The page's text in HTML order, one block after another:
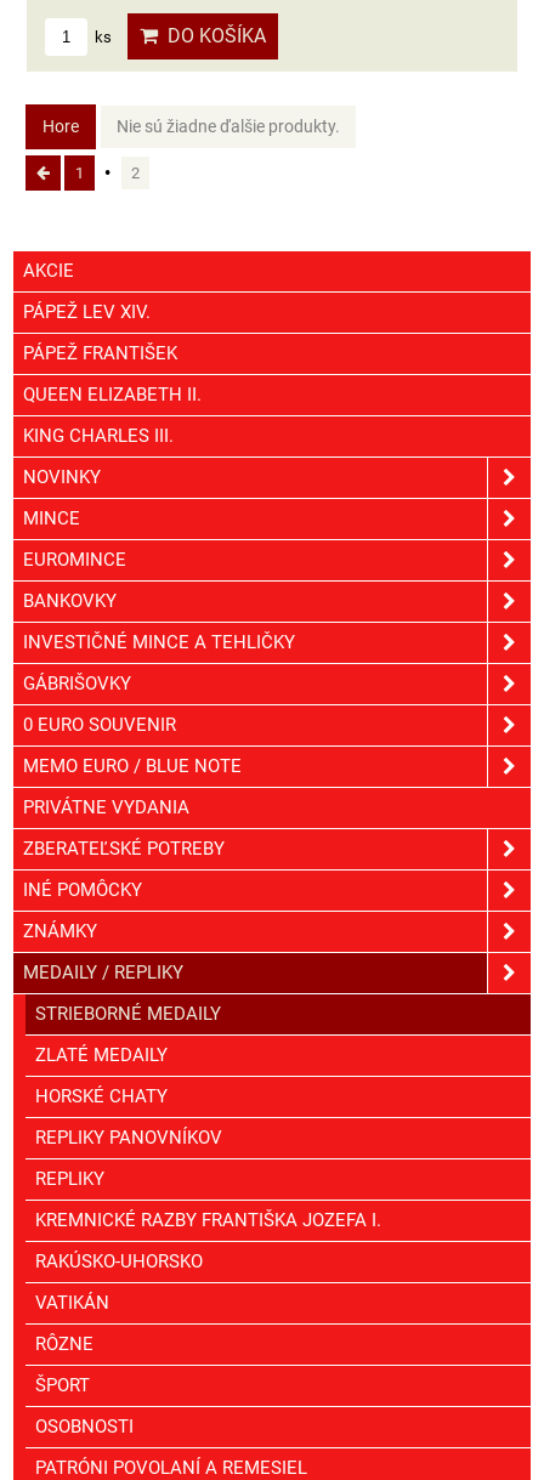
ks DO KOŠÍKA
Hore Nie sú žiadne ďalšie produkty.
1 2
AKCIE
PÁPEŽ LEV XIV.
PÁPEŽ FRANTIŠEK
QUEEN ELIZABETH II.
KING CHARLES III.
NOVINKY
MINCE
EUROMINCE
BANKOVKY
INVESTIČNÉ MINCE A TEHLIČKY
GÁBRIŠOVKY
0 EURO SOUVENIR
MEMO EURO / BLUE NOTE
PRIVÁTNE VYDANIA
ZBERATEĽSKÉ POTREBY
INÉ POMÔCKY
ZNÁMKY
MEDAILY / REPLIKY
STRIEBORNÉ MEDAILY
ZLATÉ MEDAILY
HORSKÉ CHATY
REPLIKY PANOVNÍKOV
REPLIKY
KREMNICKÉ RAZBY FRANTIŠKA JOZEFA I.
RAKÚSKO-UHORSKO
VATIKÁN
RÔZNE
ŠPORT
OSOBNOSTI
PATRÓNI POVOLANÍ A REMESIEL